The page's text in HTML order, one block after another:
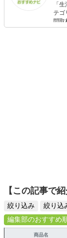
「
テゴ
問取
りや
【この記事で
絞り込み
絞り込
編集部のおすすめ
商品名